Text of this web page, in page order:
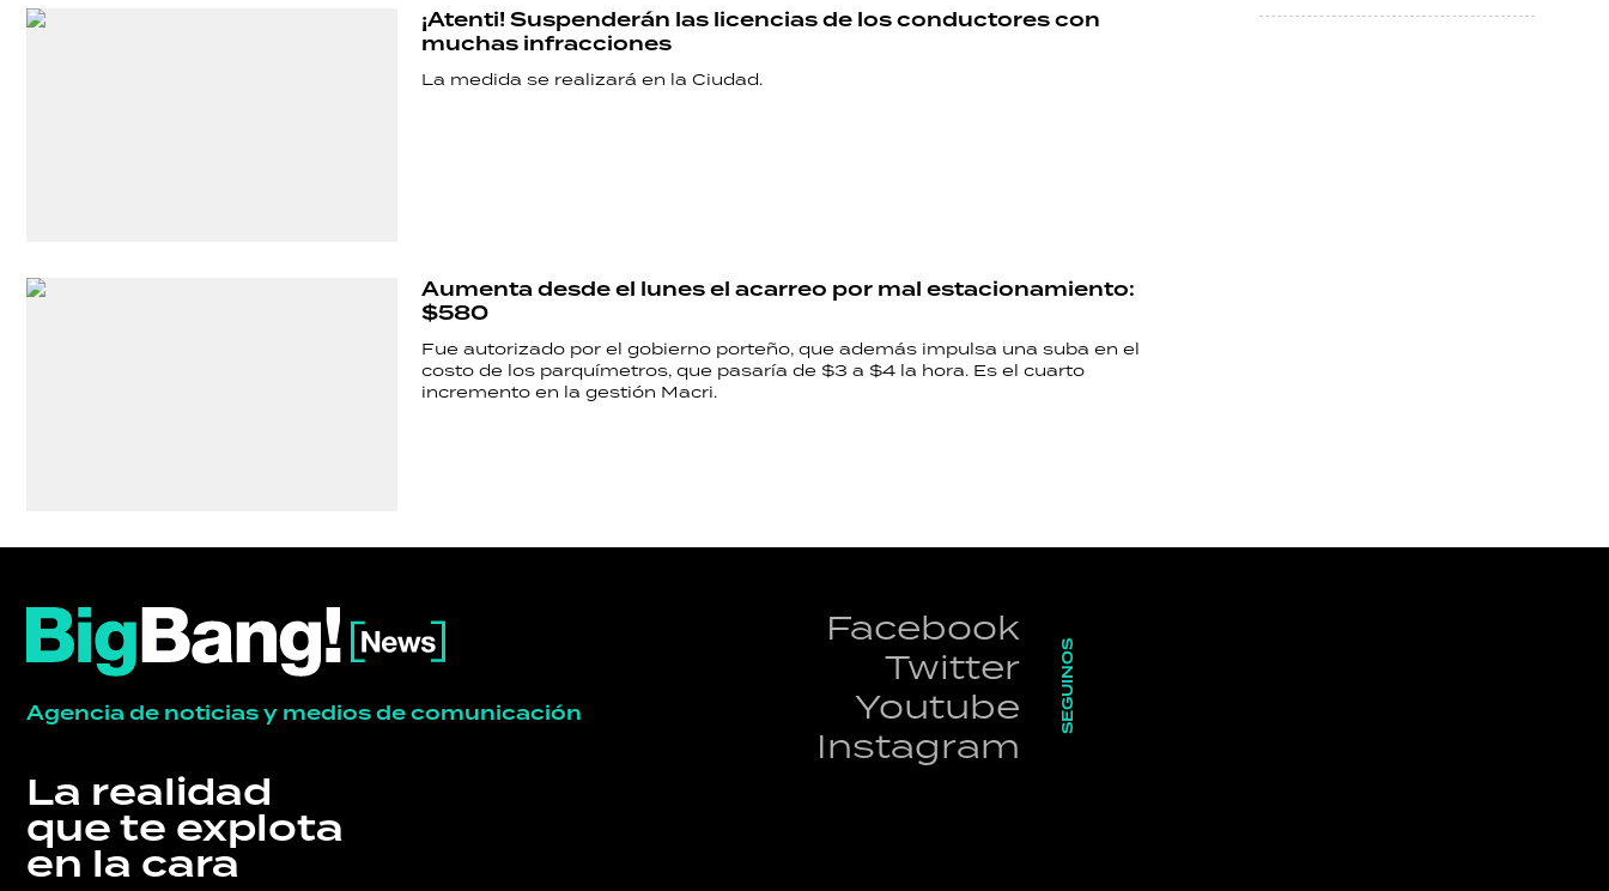
¡Atenti! Suspenderán las licencias de los conductores con
muchas infracciones
La medida se realizará en la Ciudad.
Aumenta desde el lunes el acarreo por mal estacionamiento:
$580
Fue autorizado por el gobierno porteño, que además impulsa una suba en el
costo de los parquímetros, que pasaría de $3 a $4 la hora. Es el cuarto
incremento en la gestión Macri.
Agencia de noticias y medios de comunicación
La realidad
que te explota
en la cara
Facebook
Twitter
Youtube
Instagram
SEGUINOS
ACTUALIDAD
GRAN
DEPORTES
TECNOLOGÍA